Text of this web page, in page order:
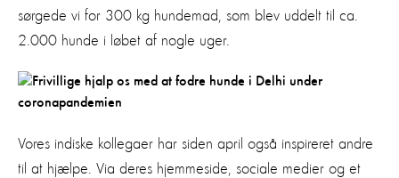
sørgede vi for 300 kg hundemad, som blev uddelt til ca.
2.000 hunde i løbet af nogle uger.
Vores indiske kollegaer har siden april også inspireret andre
til at hjælpe. Via deres hjemmeside, sociale medier og et